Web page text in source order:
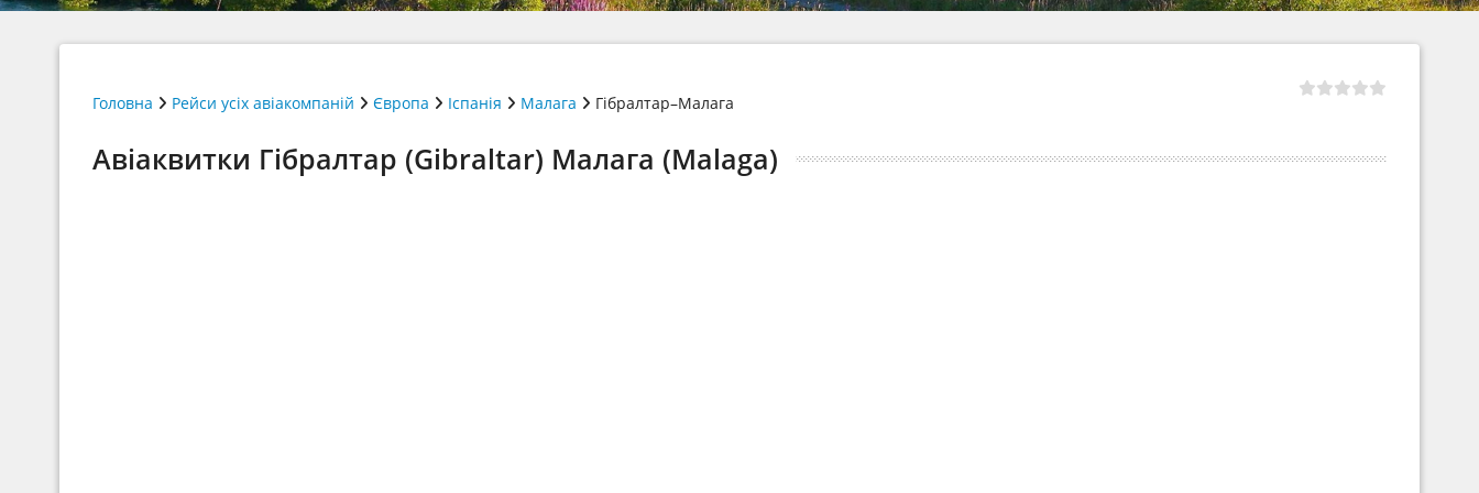
Головна Рейси усіх авіакомпаній Європа Іспанія Малага Гібралтар–Малага
Авіаквитки Гібралтар (Gibraltar) Малага (Malaga)